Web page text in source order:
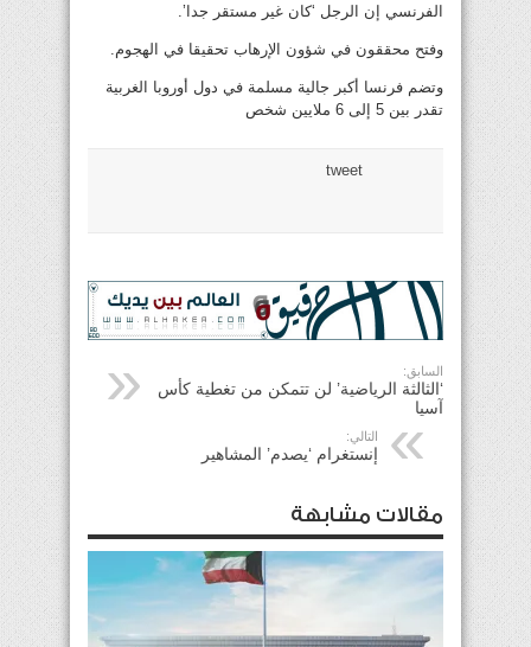
الفرنسي إن الرجل ‘كان غير مستقر جدا’.
وفتح محققون في شؤون الإرهاب تحقيقا في الهجوم.
وتضم فرنسا أكبر جالية مسلمة في دول أوروبا الغربية
تقدر بين 5 إلى 6 ملايين شخص
tweet
السابق:
‘الثالثة الرياضية’ لن تتمكن من تغطية كأس
آسيا
التالي:
إنستغرام ‘يصدم’ المشاهير
مقالات مشابهة